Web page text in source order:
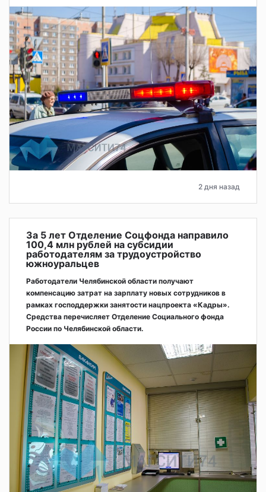
2 дня назад
За 5 лет Отделение Соцфонда направило
100,4 млн рублей на субсидии
работодателям за трудоустройство
южноуральцев
Работодатели Челябинской области получают
компенсацию затрат на зарплату новых сотрудников в
рамках господдержки занятости нацпроекта «Кадры».
Средства перечисляет Отделение Социального фонда
России по Челябинской области.